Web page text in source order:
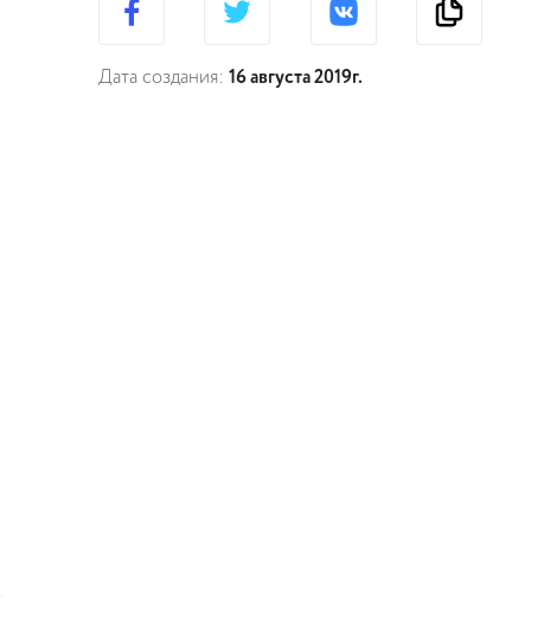
Дата создания: 16 августа 2019г.